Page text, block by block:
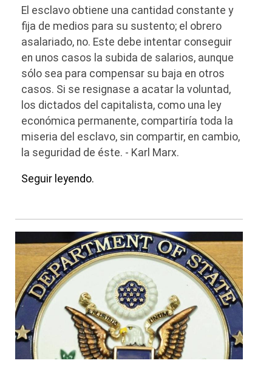
El esclavo obtiene una cantidad constante y
fija de medios para su sustento; el obrero
asalariado, no. Este debe intentar conseguir
en unos casos la subida de salarios, aunque
sólo sea para compensar su baja en otros
casos. Si se resignase a acatar la voluntad,
los dictados del capitalista, como una ley
económica permanente, compartiría toda la
miseria del esclavo, sin compartir, en cambio,
la seguridad de éste. - Karl Marx.
Seguir leyendo.